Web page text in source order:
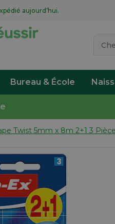
aujourd’hui.
Bureau & École
Twist 5mm x 8m 2+1 3